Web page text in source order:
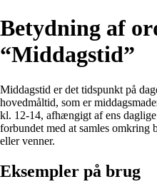
Betydning af
“Middagstid”
Middagstid er det tidspunkt på
hovedmåltid, som er
kl. 12-14, afhængigt af ens
forbundet med at samles omkring
eller venner.
Eksempler på brug